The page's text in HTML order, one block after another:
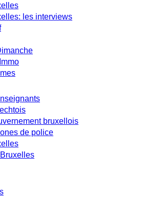
les interviews
bruxellois
de police